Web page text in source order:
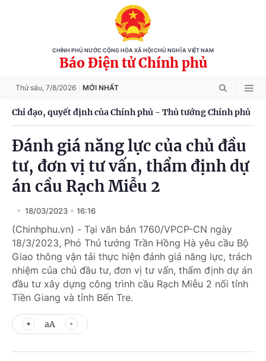
CHÍNH PHỦ NƯỚC CỘNG HÒA XÃ HỘI CHỦ NGHĨA VIỆT NAM
Báo Điện tử Chính phủ
Thứ sáu, 7/8/2026 MỚI NHẤT
Chỉ đạo, quyết định của Chính phủ - Thủ tướng Chính phủ
Đánh giá năng lực của chủ đầu
tư, đơn vị tư vấn, thẩm định dự
án cầu Rạch Miễu 2
18/03/2023 16:16
(Chinhphu.vn) - Tại văn bản 1760/VPCP-CN ngày
18/3/2023, Phó Thủ tướng Trần Hồng Hà yêu cầu Bộ
Giao thông vận tải thực hiện đánh giá năng lực, trách
nhiệm của chủ đầu tư, đơn vị tư vấn, thẩm định dự án
đầu tư xây dựng công trình cầu Rạch Miễu 2 nối tỉnh
Tiền Giang và tỉnh Bến Tre.
aA